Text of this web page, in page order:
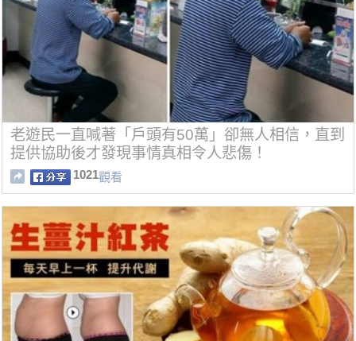
老遊民一直喊著「戶頭有50萬」卻無人相信，直到
提供協助後才發現事情真相令人悲傷！
1021觀看